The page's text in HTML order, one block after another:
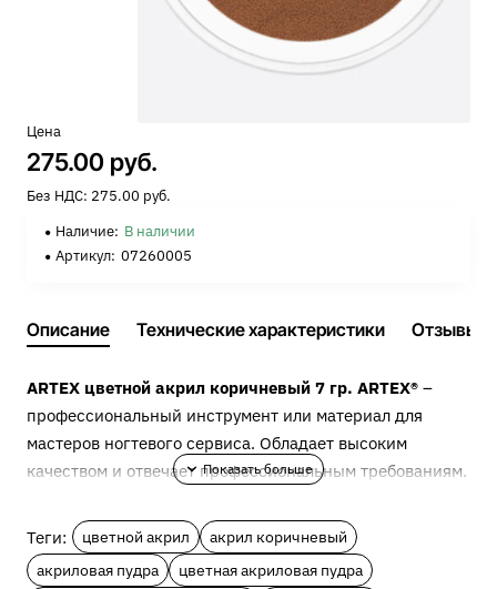
Цена
275.00 руб.
Без НДС: 275.00 руб.
Наличие: В наличии
Артикул: 07260005
Описание Технические характеристики Отзывы
ARTEX цветной акрил коричневый 7 гр. ARTEX® –
профессиональный инструмент или материал для
мастеров ногтевого сервиса. Обладает высоким
качеством и отвечает профессиональным требованиям.
акрил коричневый 7 гр.
Теги: цветной акрил
акрил коричневый
акриловая пудра
цветная акриловая пудра